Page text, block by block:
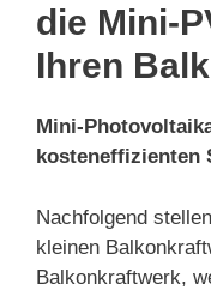
die Mini-
Ihren
Mini-
kosteneffizienten
Nachfolgend
kleinen
Balkonkraftwerk,